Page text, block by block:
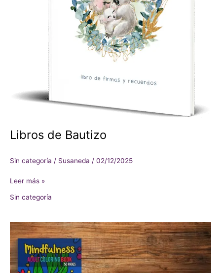
Libros de Bautizo
Sin categoría / Susaneda / 02/12/2025
Leer más »
Sin categoría
Libros
para
colorear